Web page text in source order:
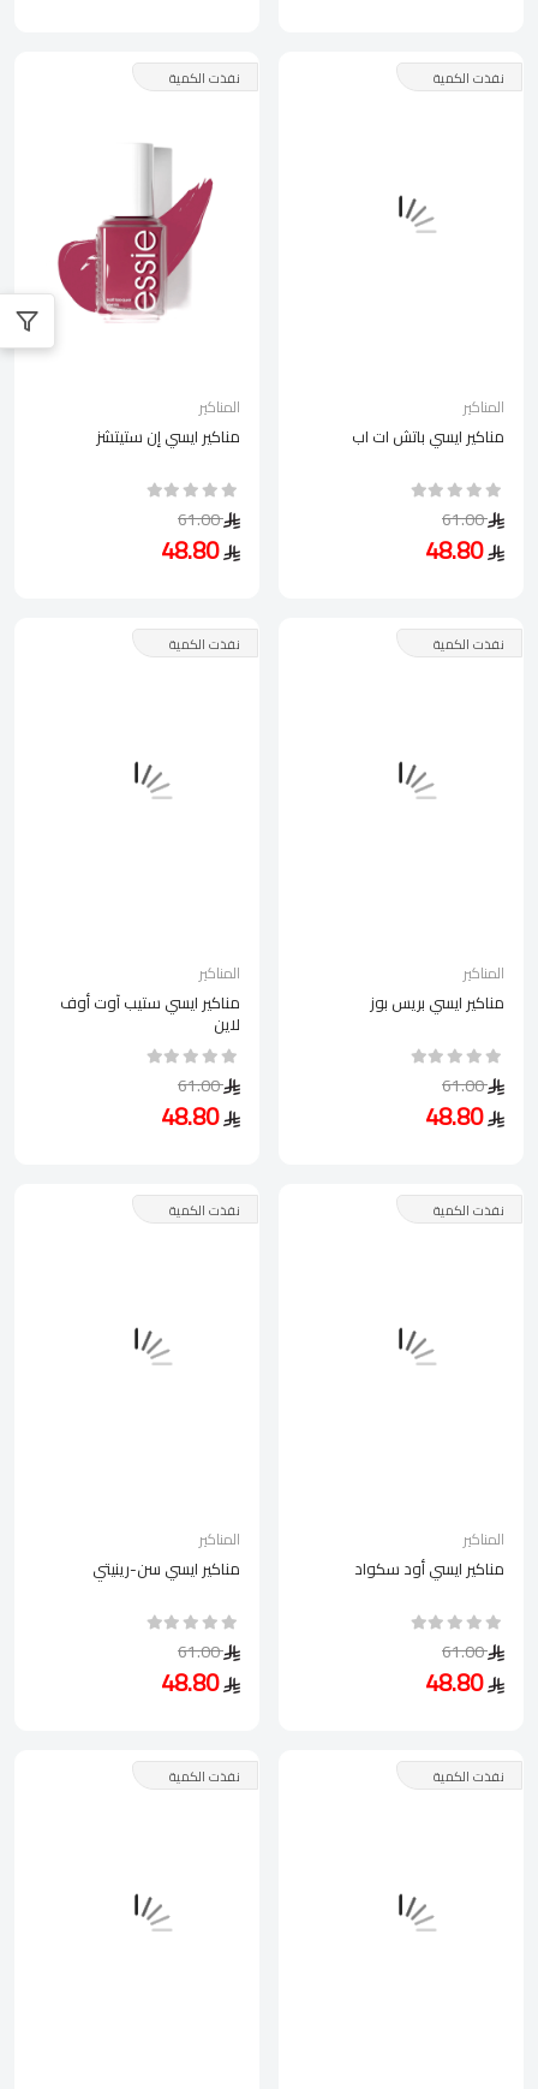
نفذت الكمية
المناكير
مناكير ايسي باتش ات اب
61.00
48.80
نفذت الكمية
المناكير
مناكير ايسي إن ستيتشز
61.00
48.80
نفذت الكمية
المناكير
مناكير ايسي بريس بوز
61.00
48.80
نفذت الكمية
المناكير
مناكير ايسي ستيب آوت أوف
لاين
61.00
48.80
نفذت الكمية
المناكير
مناكير ايسي أود سكواد
61.00
48.80
نفذت الكمية
المناكير
مناكير ايسي سن-رينيتي
61.00
48.80
نفذت الكمية نفذت الكمية